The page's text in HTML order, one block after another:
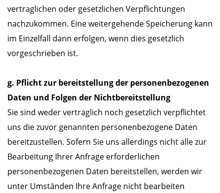
vertraglichen oder gesetzlichen Verpflichtungen
nachzukommen. Eine weitergehende Speicherung kann
im Einzelfall dann erfolgen, wenn dies gesetzlich
vorgeschrieben ist.
g. Pflicht zur bereitstellung der personenbezogenen
Daten und Folgen der Nichtbereitstellung
Sie sind weder vertraglich noch gesetzlich verpflichtet
uns die zuvor genannten personenbezogene Daten
bereitzustellen. Sofern Sie uns allerdings nicht alle zur
Bearbeitung Ihrer Anfrage erforderlichen
personenbezogenen Daten bereitstellen, werden wir
unter Umständen Ihre Anfrage nicht bearbeiten